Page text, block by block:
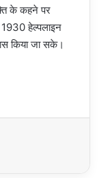
के कहने पर
हेल्पलाइन
किया जा सके।